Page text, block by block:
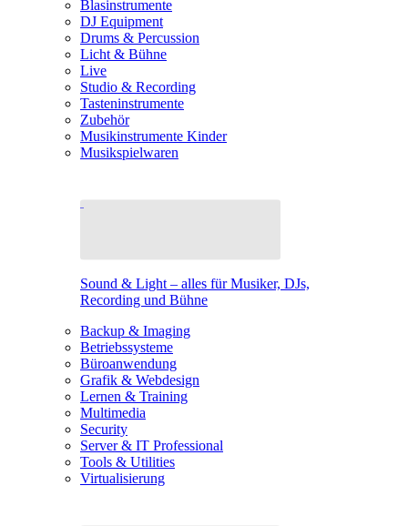
Blasinstrumente
DJ Equipment
Drums & Percussion
Licht & Bühne
Live
Studio & Recording
Tasteninstrumente
Zubehör
Musikinstrumente Kinder
Musikspielwaren
Sound & Light – alles für Musiker, DJs,
Recording und Bühne
Backup & Imaging
Betriebssysteme
Büroanwendung
Grafik & Webdesign
Lernen & Training
Multimedia
Security
Server & IT Professional
Tools & Utilities
Virtualisierung